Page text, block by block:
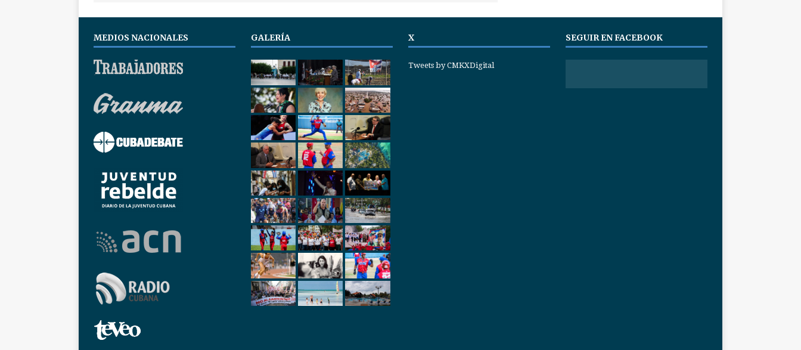
MEDIOS NACIONALES GALERÍA X
Tweets by CMKXDigital
SEGUIR EN FACEBOOK